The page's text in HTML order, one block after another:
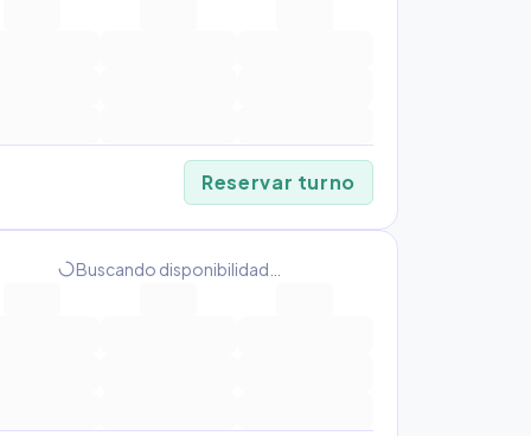
Reservar turno
progress_activityBuscando disponibilidad…